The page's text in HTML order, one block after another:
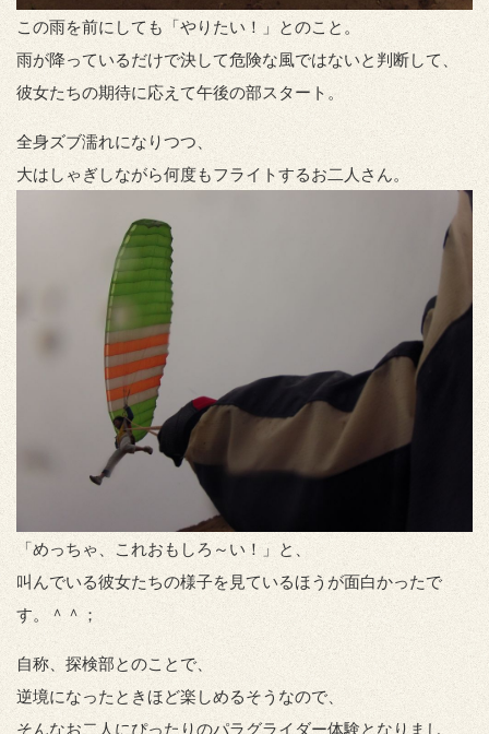
この雨を前にしても「やりたい！」とのこと。
雨が降っているだけで決して危険な風ではないと判断して、
彼女たちの期待に応えて午後の部スタート。
全身ズブ濡れになりつつ、
大はしゃぎしながら何度もフライトするお二人さん。
「めっちゃ、これおもしろ～い！」と、
叫んでいる彼女たちの様子を見ているほうが面白かったで
す。＾＾；
自称、探検部とのことで、
逆境になったときほど楽しめるそうなので、
そんなお二人にぴったりのパラグライダー体験となりまし